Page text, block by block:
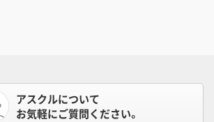
アスクルについて
お気軽にご質問ください。